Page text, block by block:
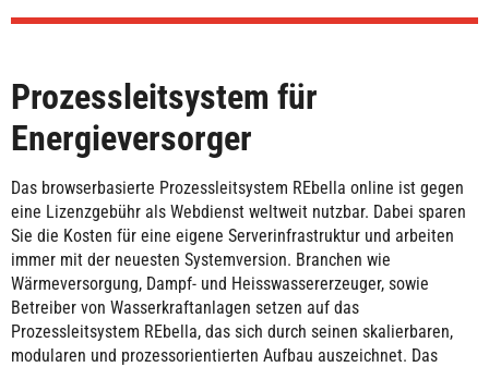
Prozessleitsystem für
Energieversorger
Das browserbasierte Prozessleitsystem REbella online ist gegen
eine Lizenzgebühr als Webdienst weltweit nutzbar. Dabei sparen
Sie die Kosten für eine eigene Serverinfrastruktur und arbeiten
immer mit der neuesten Systemversion. Branchen wie
Wärmeversorgung, Dampf- und Heisswassererzeuger, sowie
Betreiber von Wasserkraftanlagen setzen auf das
Prozessleitsystem REbella, das sich durch seinen skalierbaren,
modularen und prozessorientierten Aufbau auszeichnet. Das